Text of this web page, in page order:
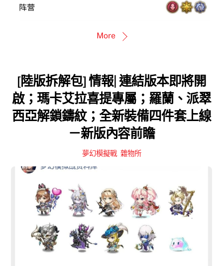
More
[陸版拆解包] 情報| 連結版本即將開
啟；瑪卡艾拉喜提專屬；羅蘭、派翠
西亞解鎖鑄紋；全新裝備四件套上線
－新版內容前瞻
夢幻模擬戰, 雜物所